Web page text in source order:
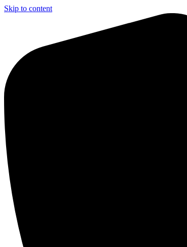
Skip to content